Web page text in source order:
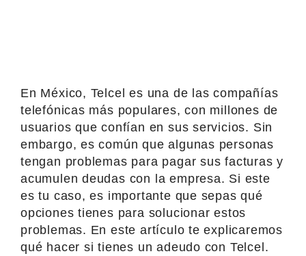
En México, Telcel es una de las compañías
telefónicas más populares, con millones de
usuarios que confían en sus servicios. Sin
embargo, es común que algunas personas
tengan problemas para pagar sus facturas y
acumulen deudas con la empresa. Si este
es tu caso, es importante que sepas qué
opciones tienes para solucionar estos
problemas. En este artículo te explicaremos
qué hacer si tienes un adeudo con Telcel.